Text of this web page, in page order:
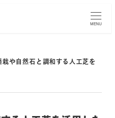
MENU
栽や自然石と調和する人工芝を